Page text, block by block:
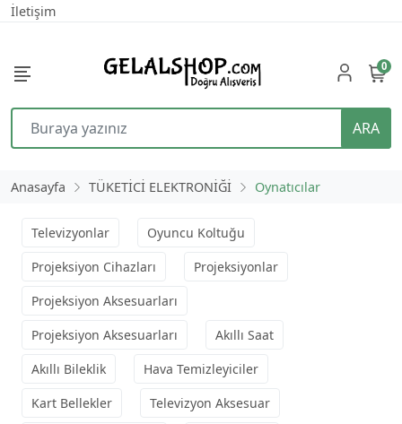
İletişim
ARA
0
Anasayfa TÜKETİCİ ELEKTRONİĞİ Oynatıcılar
Televizyonlar
Oyuncu Koltuğu
Projeksiyon Cihazları
Projeksiyonlar
Projeksiyon Aksesuarları
Projeksiyon Aksesuarları
Akıllı Saat
Akıllı Bileklik
Hava Temizleyiciler
Kart Bellekler
Televizyon Aksesuar